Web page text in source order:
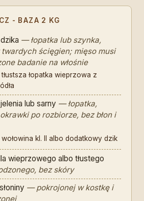
- BAZA 2 KG
— łopatka lub szynka,
ścięgien; mięso musi
badanie na włośnie
łopatka wieprzowa z
lub sarny — łopatka,
po rozbiorze, bez błon i
kl. II albo dodatkowy dzik
wieprzowego albo tłustego
bez skóry
— pokrojonej w kostkę i